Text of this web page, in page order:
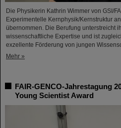
Die Physikerin Kathrin Wimmer von GSI/
Experimentelle Kernphysik/Kernstruktur
übernommen. Die Berufung unterstreicht
wissenschaftliche Expertise und ist
exzellente Förderung von jungen
Mehr »
FAIR-GENCO-Jahrestagung
Young Scientist Award